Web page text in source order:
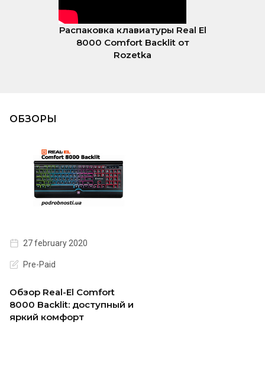
Распаковка клавиатуры Real El
8000 Comfort Backlit от
Rozetka
ОБЗОРЫ
27 february 2020
Pre-Paid
Обзор Real-El Comfort
8000 Backlit: доступный и
яркий комфорт